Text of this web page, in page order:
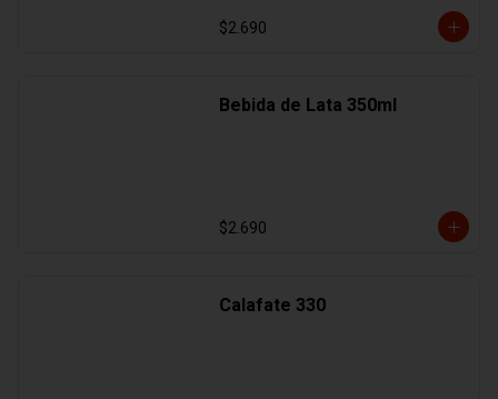
$2.690
Bebida de Lata 350ml
$2.690
Calafate 330